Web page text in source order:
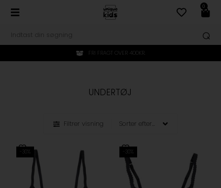
0
FRI FRAGT OVER 400KR.
UNDERTØJ
Filtrer visning
-30% -30%